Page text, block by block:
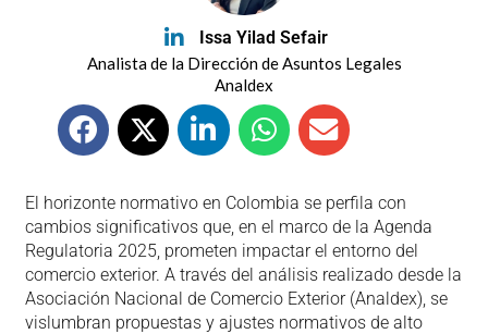
Issa Yilad Sefair
Analista de la Dirección de Asuntos Legales
Analdex
El horizonte normativo en Colombia se perfila con
cambios significativos que, en el marco de la Agenda
Regulatoria 2025, prometen impactar el entorno del
comercio exterior. A través del análisis realizado desde la
Asociación Nacional de Comercio Exterior (Analdex), se
vislumbran propuestas y ajustes normativos de alto